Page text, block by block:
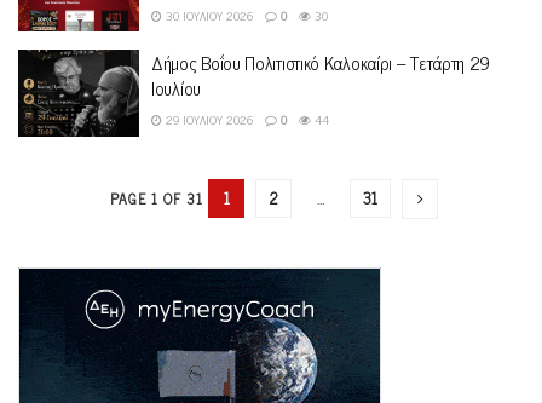
30 ΙΟΥΛΊΟΥ 2026 0 30
Δήμος Βοΐου Πολιτιστικό Καλοκαίρι – Τετάρτη 29
Ιουλίου
29 ΙΟΥΛΊΟΥ 2026 0 44
PAGE 1 OF 31 1 2 … 31